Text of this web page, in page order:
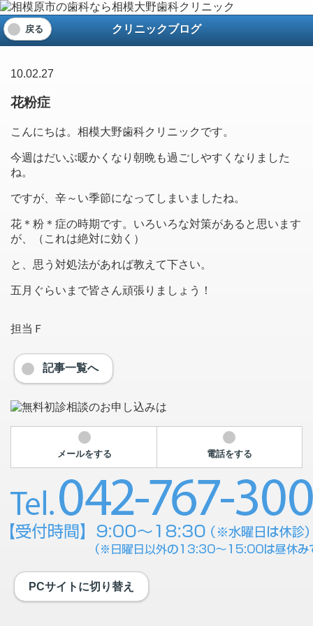
戻る クリニックブログ
10.02.27
花粉症
こんにちは。相模大野歯科クリニックです。
今週はだいぶ暖かくなり朝晩も過ごしやすくなりました
ね。
ですが、辛～い季節になってしまいましたね。
花＊粉＊症の時期です。いろいろな対策があると思います
が、（これは絶対に効く）
と、思う対処法があれば教えて下さい。
五月ぐらいまで皆さん頑張りましょう！
担当Ｆ
記事一覧へ
メールをする 電話をする
PCサイトに切り替え